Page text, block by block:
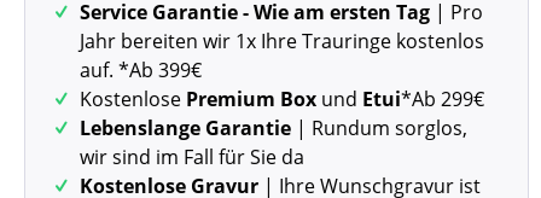
Service Garantie - Wie am ersten Tag | Pro
Jahr bereiten wir 1x Ihre Trauringe kostenlos
auf. *Ab 399€
Kostenlose Premium Box und Etui*Ab 299€
Lebenslange Garantie | Rundum sorglos,
wir sind im Fall für Sie da
Kostenlose Gravur | Ihre Wunschgravur ist